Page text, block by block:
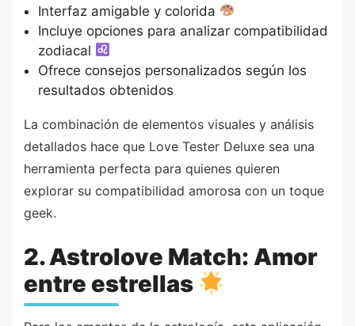
Interfaz amigable y colorida
Incluye opciones para analizar compatibilidad
zodiacal
Ofrece consejos personalizados según los
resultados obtenidos
La combinación de elementos visuales y análisis
detallados hace que Love Tester Deluxe sea una
herramienta perfecta para quienes quieren
explorar su compatibilidad amorosa con un toque
geek.
2. Astrolove Match: Amor
entre estrellas